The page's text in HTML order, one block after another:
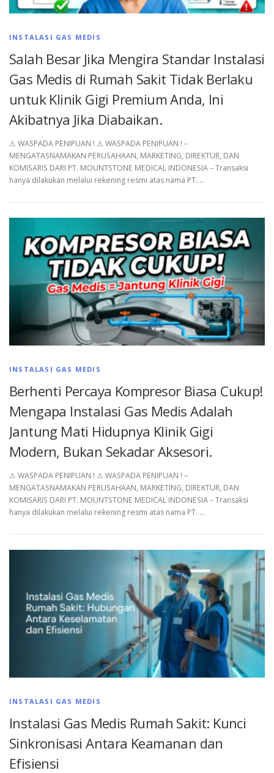
INSTALASI GAS MEDIS
Salah Besar Jika Mengira Standar Instalasi
Gas Medis di Rumah Sakit Tidak Berlaku
untuk Klinik Gigi Premium Anda, Ini
Akibatnya Jika Diabaikan.
⚠︎ WASPADA PENIPUAN ! ⚠︎ WASPADA PENIPUAN ! –
MENGATASNAMAKAN PERUSAHAAN, MARKETING, DIREKTUR, DAN
KOMISARIS DARI PT. MOUNTSTONE MEDICAL INDONESIA – Transaksi
hanya dilakukan melalui rekening resmi atas nama PT. …
INSTALASI GAS MEDIS
Berhenti Percaya Kompresor Biasa Cukup!
Mengapa Instalasi Gas Medis Adalah
Jantung Mati Hidupnya Klinik Gigi
Modern, Bukan Sekadar Aksesori.
⚠︎ WASPADA PENIPUAN ! ⚠︎ WASPADA PENIPUAN ! –
MENGATASNAMAKAN PERUSAHAAN, MARKETING, DIREKTUR, DAN
KOMISARIS DARI PT. MOUNTSTONE MEDICAL INDONESIA – Transaksi
hanya dilakukan melalui rekening resmi atas nama PT. …
INSTALASI GAS MEDIS
Instalasi Gas Medis Rumah Sakit: Kunci
Sinkronisasi Antara Keamanan dan
Efisiensi